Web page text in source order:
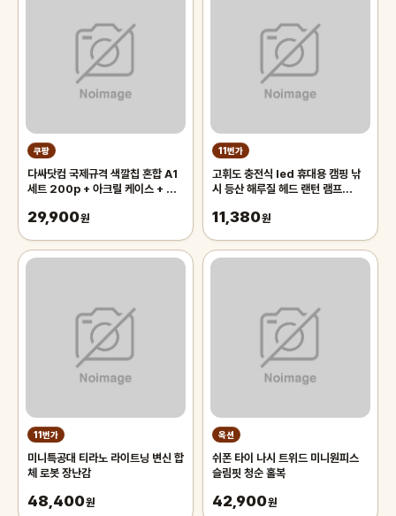
쿠팡
다싸닷컴 국제규격 색깔칩 혼합 A1
세트 200p + 아크릴 케이스 + 트
트
29,900원
11번가
고휘도 충전식 led 휴대용 캠핑 낚
시 등산 해루질 헤드 랜턴 램프
이트
11,380원
11번가
미니특공대 티라노 라이트닝 변신 합
체 로봇 장난감
48,400원
옥션
쉬폰 타이 나시 트위드 미니원피스
슬림핏 청순 홀복
42,900원